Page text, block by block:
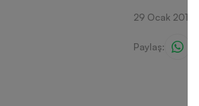
29 Ocak 2016
Paylaş: